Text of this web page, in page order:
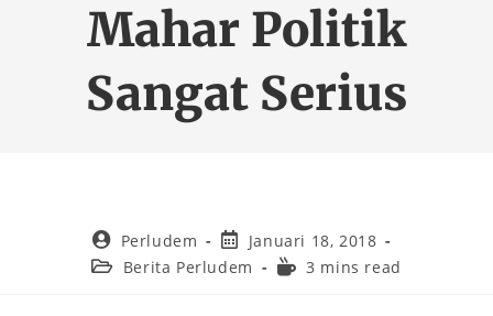
Mahar Politik
Sangat Serius
Perludem
Januari 18, 2018
Berita Perludem
3 mins read